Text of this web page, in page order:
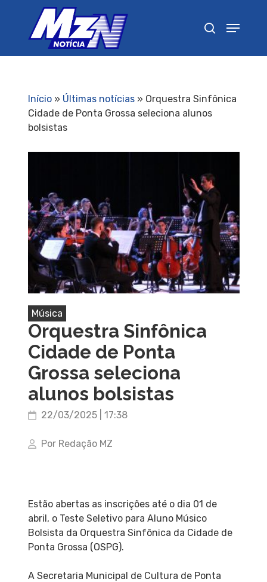
Início» Últimas notícias» Orquestra Sinfônica
Cidade de Ponta Grossa seleciona alunos
bolsistas
Música
Orquestra Sinfônica
Cidade de Ponta
Grossa seleciona
alunos bolsistas
22/03/2025 | 17:38
Por Redação MZ
Estão abertas as inscrições até o dia 01 de
abril, o Teste Seletivo para Aluno Músico
Bolsista da Orquestra Sinfônica da Cidade de
Ponta Grossa (OSPG).
A Secretaria Municipal de Cultura de Ponta